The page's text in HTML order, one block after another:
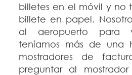
billetes en el móvil y no
billete en papel.
al aeropuerto para
teníamos más de una
mostradores de
preguntar al